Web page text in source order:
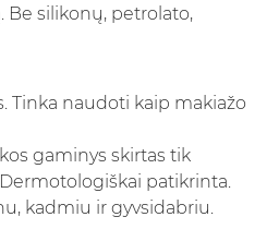
Be silikonų, petrolato,
Tinka naudoti kaip makiažo
gaminys skirtas tik
patikrinta.
kadmiu ir gyvsidabriu.